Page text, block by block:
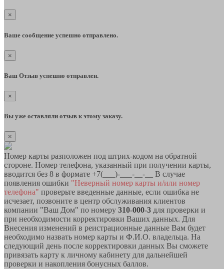
×
Ваше сообщение успешно отправлено.
×
Ваш Отзыв успешно отправлен.
×
Вы уже оставляли отзыв к этому заказу.
×
Номер карты разположен под штрих-кодом на обратной
стороне. Номер телефона, указанный при получении карты,
вводится без 8 в формате +7(___)-___-__-__ В случае
появления ошибки "Неверный номер карты и/или номер
телефона" проверьте введенные данные, если ошибка не
исчезает, позвоните в центр обслуживания клиентов
компании "Ваш Дом" по номеру 310-000-3 для проверки и
при необходимости корректировки Ваших данных. Для
Внесения изменений в реистрационные данные Вам будет
необходимо назвать номер карты и Ф.И.О. владельца. На
следующий день после корректировки данных Вы сможете
привязать карту к личному кабинету для дальнейшей
проверки и накопления бонусных баллов.